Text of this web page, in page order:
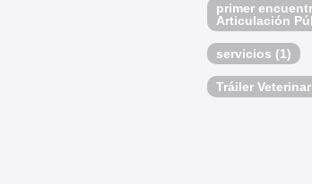
primer
Articulación
servicios (1)
Tráiler